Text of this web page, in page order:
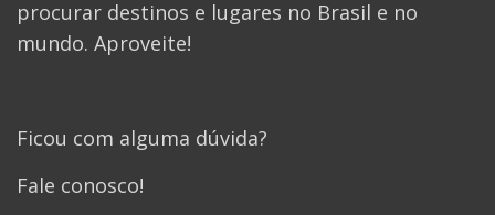
procurar destinos e lugares no Brasil e no
mundo. Aproveite!
Ficou com alguma dúvida?
Fale conosco!